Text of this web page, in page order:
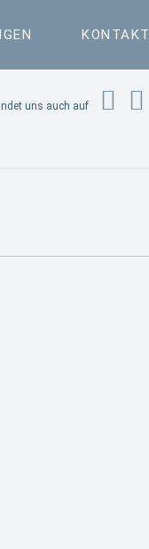
KONTAKT
uns auch auf